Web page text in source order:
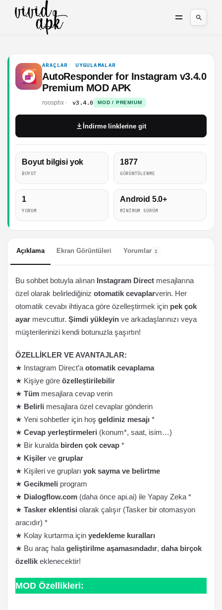
ARAÇLAR UYGULAMALAR
AutoResponder for Instagram v3.4.0
Premium MOD APK
roosphx v3.4.0 MOD / PREMIUM
Boyut bilgisi yok
BOYUT
1877
GÖRÜNTÜLENME
1
YORUM
Android 5.0+
MINIMUM SÜRÜM
İndirme linklerine git
Açıklama Ekran Görüntüleri Yorumlar 1
Bu sohbet botuyla alınan Instagram Direct mesajlarına
özel olarak belirlediğiniz otomatik cevaplarverin. Her
otomatik cevabı ihtiyaca göre özelleştirmek için pek çok
ayar mevcuttur. Şimdi yükleyin ve arkadaşlarınızı veya
müşterilerinizi kendi botunuzla şaşırtın!
ÖZELLİKLER VE AVANTAJLAR:
★ Instagram Direct’a otomatik cevaplama
★ Kişiye göre özelleştirilebilir
★ Tüm mesajlara cevap verin
★ Belirli mesajlara özel cevaplar gönderin
★ Yeni sohbetler için hoş geldiniz mesajı *
★ Cevap yerleştirmeleri (konum*, saat, isim…)
★ Bir kuralda birden çok cevap *
★ Kişiler ve gruplar
★ Kişileri ve grupları yok sayma ve belirtme
★ Gecikmeli program
★ Dialogflow.com (daha önce api.ai) ile Yapay Zeka *
★ Tasker eklentisi olarak çalışır (Tasker bir otomasyon
aracıdır) *
★ Kolay kurtarma için yedekleme kuralları
★ Bu araç hala geliştirilme aşamasındadır, daha birçok
özellik eklenecektir!
MOD Özellikleri: